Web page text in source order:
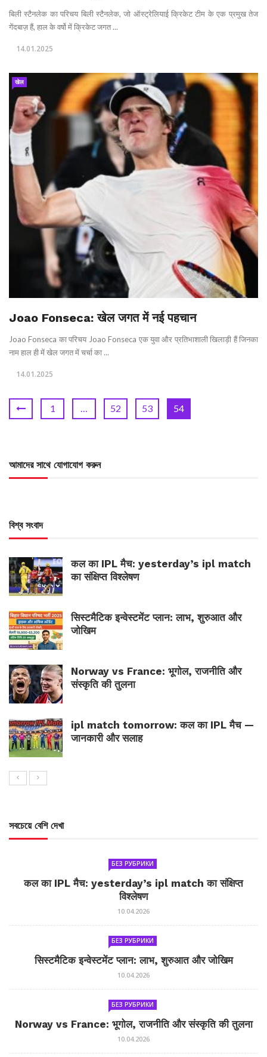
बिली स्टैनलेक का परिचय बिली स्टैनलेक, जो ऑस्ट्रेलियाई क्रिकेट टीम के एक प्रमुख तेज
गेंदबाज़ हैं, हाल के वर्षो में क्रिकेट जगत ...
14.01.2025
खेल
Joao Fonseca: खेल जगत में नई पहचान
Joao Fonseca का परिचय Joao Fonseca एक युवा और प्रतिभाशाली खिलाड़ी हैं जिनका
नाम हाल ही में खेल जगत में चर्चा का ...
14.01.2025
1 … 52 53 54
আমাদের সাথে যোগাযোগ করুন
বিশ্ব সংবাদ
कल का IPL मैच: yesterday’s ipl match
का संक्षिप्त विश्लेषण
सिस्टमैटिक इन्वेस्टमेंट प्लान: लाभ, शुरुआत और
जोखिम
Norway vs France: भूगोल, राजनीति और
संस्कृति की तुलना
ipl match tomorrow: कल का IPL मैच —
जानकारी और सलाह
সবচেয়ে বেশি দেখা
БЕЗ РУБРИКИ
कल का IPL मैच: yesterday’s ipl match का संक्षिप्त
विश्लेषण
10.04.2026
БЕЗ РУБРИКИ
सिस्टमैटिक इन्वेस्टमेंट प्लान: लाभ, शुरुआत और जोखिम
10.04.2026
БЕЗ РУБРИКИ
Norway vs France: भूगोल, राजनीति और संस्कृति की तुलना
10.04.2026